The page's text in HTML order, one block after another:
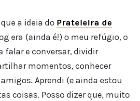
a ideia do Prateleira de
era (ainda é!) o meu refúgio, o
falar e conversar, dividir
momentos, conhecer
Aprendi (e ainda estou
coisas. Posso dizer que, muito